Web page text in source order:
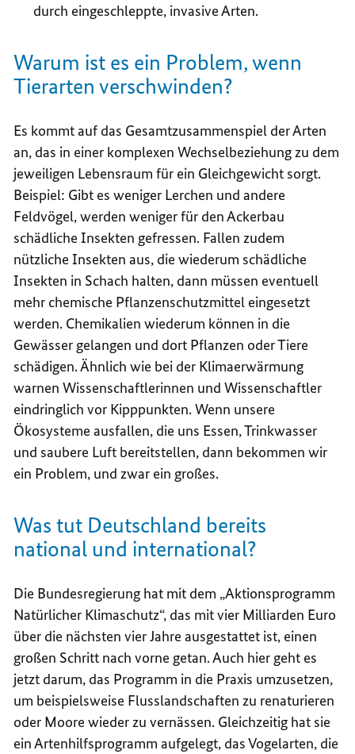
durch eingeschleppte, invasive Arten.
Warum ist es ein Problem, wenn
Tierarten verschwinden?
Es kommt auf das Gesamtzusammenspiel der Arten
an, das in einer komplexen Wechselbeziehung zu dem
jeweiligen Lebensraum für ein Gleichgewicht sorgt.
Beispiel: Gibt es weniger Lerchen und andere
Feldvögel, werden weniger für den Ackerbau
schädliche Insekten gefressen. Fallen zudem
nützliche Insekten aus, die wiederum schädliche
Insekten in Schach halten, dann müssen eventuell
mehr chemische Pflanzenschutzmittel eingesetzt
werden. Chemikalien wiederum können in die
Gewässer gelangen und dort Pflanzen oder Tiere
schädigen. Ähnlich wie bei der Klimaerwärmung
warnen Wissenschaftlerinnen und Wissenschaftler
eindringlich vor Kipppunkten. Wenn unsere
Ökosysteme ausfallen, die uns Essen, Trinkwasser
und saubere Luft bereitstellen, dann bekommen wir
ein Problem, und zwar ein großes.
Was tut Deutschland bereits
national und international?
Die Bundesregierung hat mit dem „Aktionsprogramm
Natürlicher Klimaschutz“, das mit vier Milliarden Euro
über die nächsten vier Jahre ausgestattet ist, einen
großen Schritt nach vorne getan. Auch hier geht es
jetzt darum, das Programm in die Praxis umzusetzen,
um beispielsweise Flusslandschaften zu renaturieren
oder Moore wieder zu vernässen. Gleichzeitig hat sie
ein Artenhilfsprogramm aufgelegt, das Vogelarten, die